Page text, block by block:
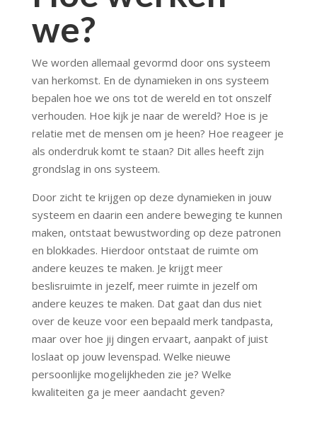
we?
We worden allemaal gevormd door ons systeem
van herkomst. En de dynamieken in ons systeem
bepalen hoe we ons tot de wereld en tot onszelf
verhouden. Hoe kijk je naar de wereld? Hoe is je
relatie met de mensen om je heen? Hoe reageer je
als onderdruk komt te staan? Dit alles heeft zijn
grondslag in ons systeem.
Door zicht te krijgen op deze dynamieken in jouw
systeem en daarin een andere beweging te kunnen
maken, ontstaat bewustwording op deze patronen
en blokkades. Hierdoor ontstaat de ruimte om
andere keuzes te maken. Je krijgt meer
beslisruimte in jezelf, meer ruimte in jezelf om
andere keuzes te maken. Dat gaat dan dus niet
over de keuze voor een bepaald merk tandpasta,
maar over hoe jij dingen ervaart, aanpakt of juist
loslaat op jouw levenspad. Welke nieuwe
persoonlijke mogelijkheden zie je? Welke
kwaliteiten ga je meer aandacht geven?